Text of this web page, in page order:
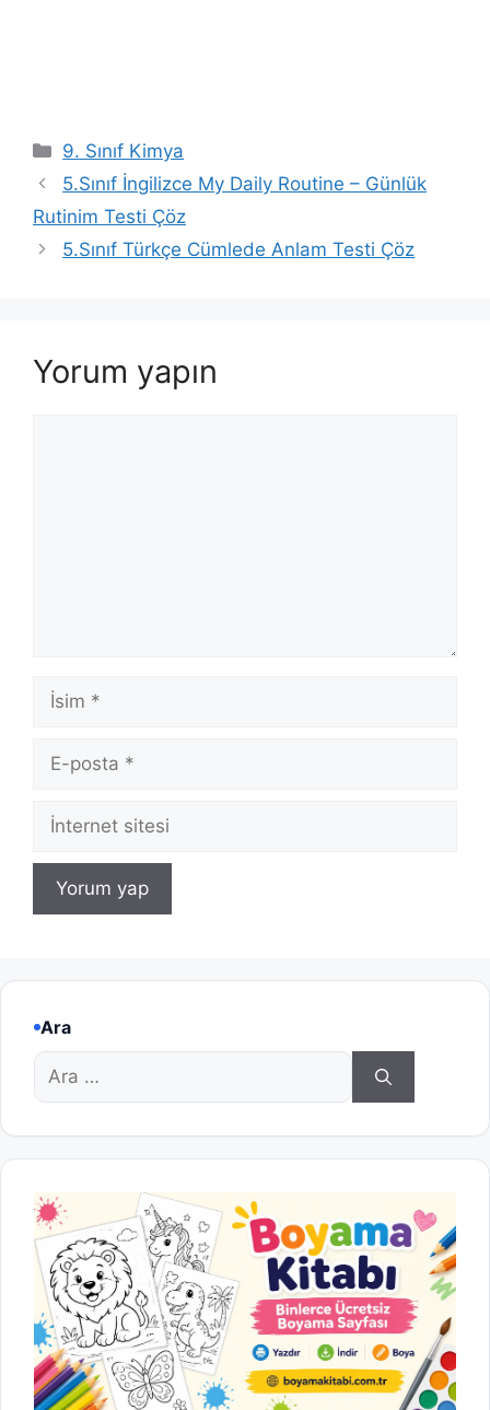
Kategoriler
9. Sınıf Kimya
5.Sınıf İngilizce My Daily Routine – Günlük
Rutinim Testi Çöz
5.Sınıf Türkçe Cümlede Anlam Testi Çöz
Yorum yapın
İsim
posta
İnternet
Ara
için
ara